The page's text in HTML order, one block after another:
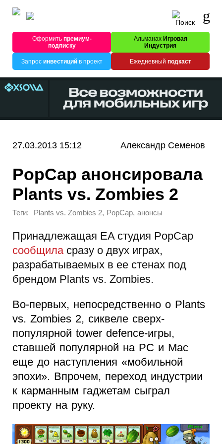
Оформитьпремиум-
подписку
Альманах Игровая
Индустрия
Запрос инвестицийв проект Ежедневный подкаст
27.03.2013 15:12 Александр Семенов
PopCap анонсировала
Plants vs. Zombies 2
Теги: Plants vs. Zombies 2, PopCap, анонсы
Принадлежащая EA студия PopCap
сообщила сразу о двух играх,
разрабатываемых в ее стенах под
брендом Plants vs. Zombies.
Во-первых, непосредственно о Plants
vs. Zombies 2, сиквеле сверх-
популярной tower defence-игры,
ставшей популярной на PC и Mac
еще до наступления «мобильной
эпохи». Впрочем, переход индустрии
к карманным гаджетам сыграл
проекту на руку.